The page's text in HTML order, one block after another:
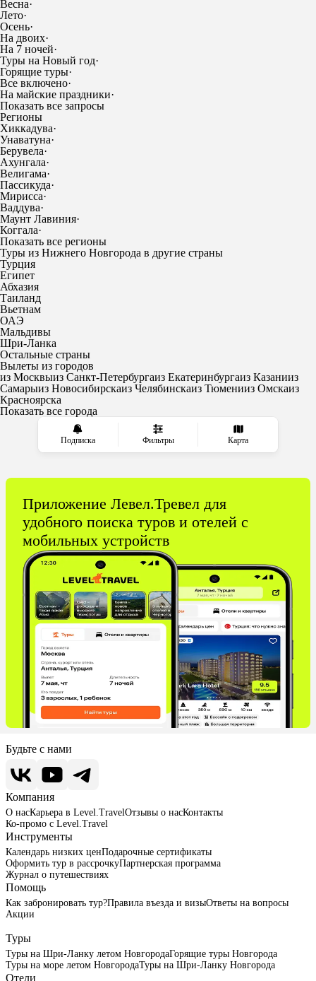
Подписка Фильтры Карта
Весна·
Лето·
Осень·
На двоих·
На 7 ночей·
Туры на Новый год·
Горящие туры·
Все включено·
На майские праздники·
Показать все запросы
Регионы
Хиккадува·
Унаватуна·
Берувела·
Ахунгала·
Велигама·
Пассикуда·
Мирисса·
Ваддува·
Маунт Лавиния·
Коггала·
Показать все регионы
Туры из Нижнего Новгорода в другие страны
Турция
Египет
Абхазия
Таиланд
Вьетнам
ОАЭ
Мальдивы
Шри-Ланка
Остальные страны
Вылеты из городов
из Москвыиз Санкт-Петербургаиз Екатеринбургаиз Казанииз
Самарыиз Новосибирскаиз Челябинскаиз Тюменииз Омскаиз
Красноярска
Показать все города
Приложение Левел.Тревел для
удобного поиска туров и отелей с
мобильных устройств
Будьте с нами
Компания
О насКарьера в Level.TravelОтзывы о насКонтакты
Ко-промо с Level.Travel
Инструменты
Календарь низких ценПодарочные сертификаты
Оформить тур в рассрочкуПартнерская программа
Журнал о путешествиях
Помощь
Как забронировать тур?Правила въезда и визыОтветы на вопросы
Акции
Туры
Туры на Шри-Ланку летом НовгородаГорящие туры Новгорода
Туры на море летом НовгородаТуры на Шри-Ланку Новгорода
Отели